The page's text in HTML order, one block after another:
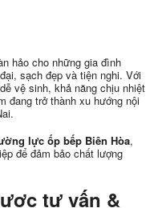
hảo cho những gia đình
sạch đẹp và tiện nghi. Với
vệ sinh, khả năng chịu nhiệt
đang trở thành xu hướng nội
lực ốp bếp Biên Hòa,
để đảm bảo chất lượng
tư vấn &